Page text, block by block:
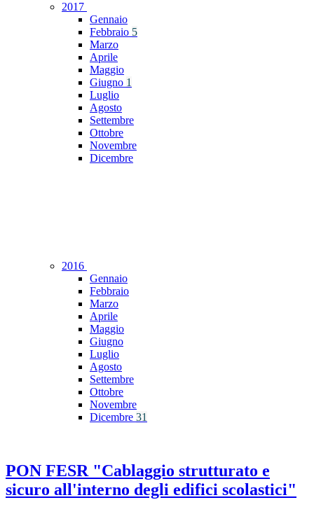
2017
Gennaio
Febbraio 5
Marzo
Aprile
Maggio
Giugno 1
Luglio
Agosto
Settembre
Ottobre
Novembre
Dicembre
2016
Gennaio
Febbraio
Marzo
Aprile
Maggio
Giugno
Luglio
Agosto
Settembre
Ottobre
Novembre
Dicembre 31
PON FESR "Cablaggio strutturato e
sicuro all'interno degli edifici scolastici"